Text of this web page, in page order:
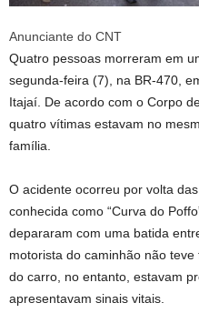
Anunciante do CNT
Quatro pessoas morreram em
segunda-feira (7), na BR-470,
Itajaí. De acordo com o Corpo
quatro vítimas estavam no
família.
O acidente ocorreu por volta
conhecida como “Curva do
depararam com uma batida
motorista do caminhão não
do carro, no entanto, estavam
apresentavam sinais vitais.